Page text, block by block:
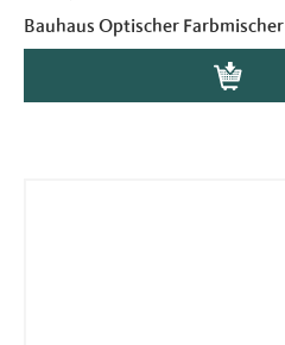
Bauhaus Optischer Farbmischer